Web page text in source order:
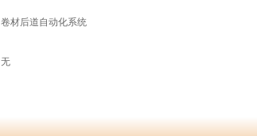
卷材后道自动化系统
无